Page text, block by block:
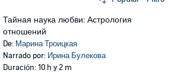
Тайная наука любви: Астрология
отношений
De: Марина Троицкая
Narrado por: Ирина Булекова
Duración: 10 h y 2 m